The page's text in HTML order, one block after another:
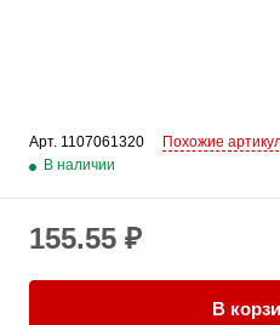
Арт. 1107061320
Похожие
В наличии
155.55 ₽
В